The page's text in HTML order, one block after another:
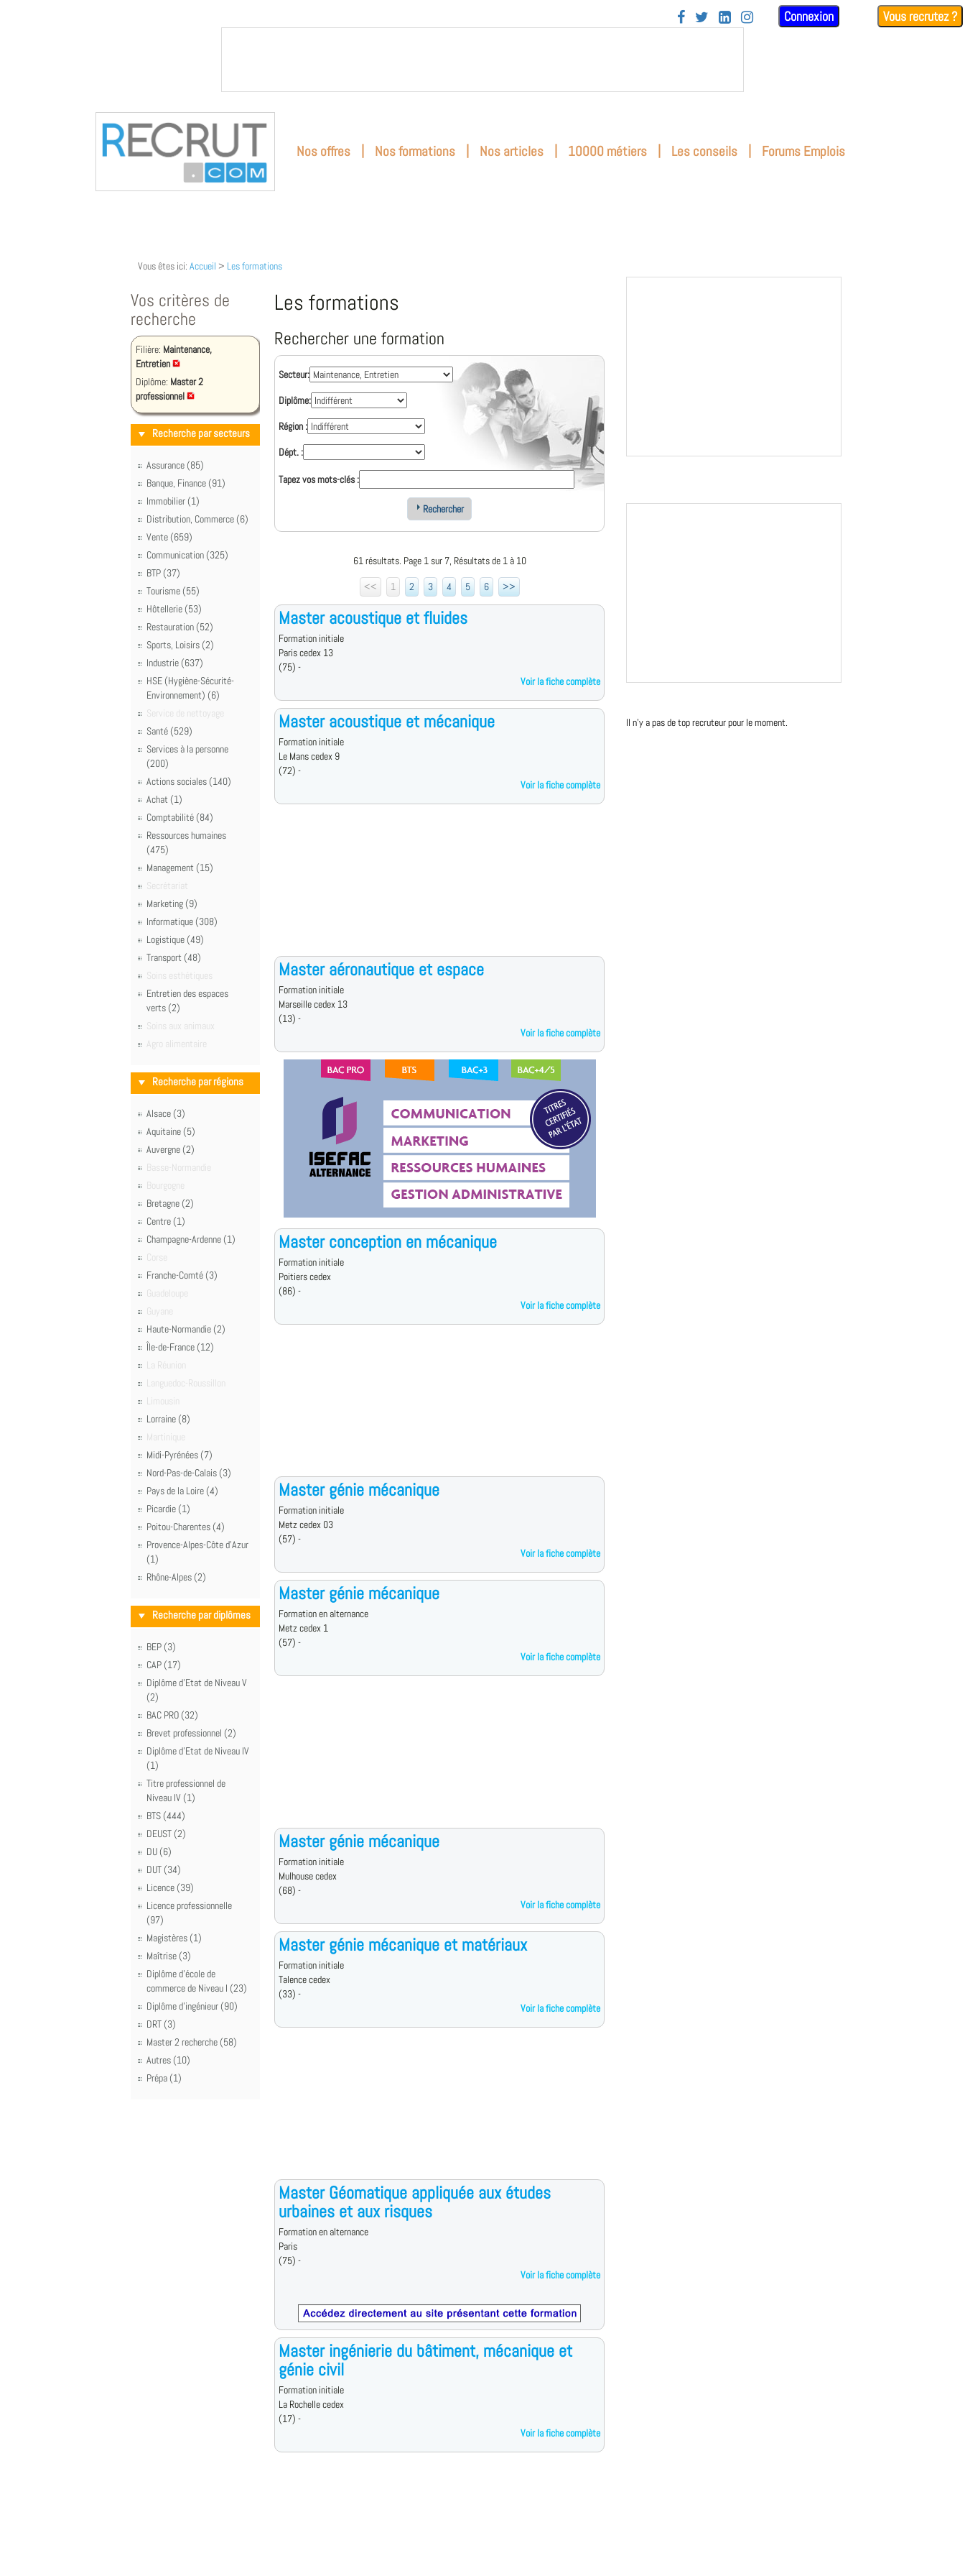
    Connexion Vous recrutez ?
Nos offres | Nos formations | Nos articles | 10000 métiers | Les conseils | Forums Emplois
Vous êtes ici: Accueil > Les formations
Vos critères de
recherche
Filière: Maintenance,
Entretien
Diplôme: Master 2
professionnel
Recherche par secteurs
Assurance (85)
Banque, Finance (91)
Immobilier (1)
Distribution, Commerce (6)
Vente (659)
Communication (325)
BTP (37)
Tourisme (55)
Hôtellerie (53)
Restauration (52)
Sports, Loisirs (2)
Industrie (637)
HSE (Hygiène-Sécurité-
Environnement) (6)
Service de nettoyage
Santé (529)
Services à la personne
(200)
Actions sociales (140)
Achat (1)
Comptabilité (84)
Ressources humaines
(475)
Management (15)
Secrétariat
Marketing (9)
Informatique (308)
Logistique (49)
Transport (48)
Soins esthétiques
Entretien des espaces
verts (2)
Soins aux animaux
Agro alimentaire
Recherche par régions
Alsace (3)
Aquitaine (5)
Auvergne (2)
Basse-Normandie
Bourgogne
Bretagne (2)
Centre (1)
Champagne-Ardenne (1)
Corse
Franche-Comté (3)
Guadeloupe
Guyane
Haute-Normandie (2)
Île-de-France (12)
La Réunion
Languedoc-Roussillon
Limousin
Lorraine (8)
Martinique
Midi-Pyrénées (7)
Nord-Pas-de-Calais (3)
Pays de la Loire (4)
Picardie (1)
Poitou-Charentes (4)
Provence-Alpes-Côte d'Azur
(1)
Rhône-Alpes (2)
Recherche par diplômes
BEP (3)
CAP (17)
Diplôme d'Etat de Niveau V
(2)
BAC PRO (32)
Brevet professionnel (2)
Diplôme d'Etat de Niveau IV
(1)
Titre professionnel de
Niveau IV (1)
BTS (444)
DEUST (2)
DU (6)
DUT (34)
Licence (39)
Licence professionnelle
(97)
Magistères (1)
Maîtrise (3)
Diplôme d'école de
commerce de Niveau I (23)
Diplôme d'ingénieur (90)
DRT (3)
Master 2 recherche (58)
Autres (10)
Prépa (1)
Les formations
Rechercher une formation
Secteur:
Diplôme:
Région :
Dépt. :
Tapez vos mots-clés :
Rechercher
61 résultats. Page 1 sur 7, Résultats de 1 à 10
<<
1 2 3 4 5 6 >>
Master acoustique et fluides
Formation initiale
Paris cedex 13
(75) -
Voir la fiche complète
Master acoustique et mécanique
Formation initiale
Le Mans cedex 9
(72) -
Voir la fiche complète
Master aéronautique et espace
Formation initiale
Marseille cedex 13
(13) -
Voir la fiche complète
Master conception en mécanique
Formation initiale
Poitiers cedex
(86) -
Voir la fiche complète
Master génie mécanique
Formation initiale
Metz cedex 03
(57) -
Voir la fiche complète
Master génie mécanique
Formation en alternance
Metz cedex 1
(57) -
Voir la fiche complète
Master génie mécanique
Formation initiale
Mulhouse cedex
(68) -
Voir la fiche complète
Master génie mécanique et matériaux
Formation initiale
Talence cedex
(33) -
Voir la fiche complète
Master Géomatique appliquée aux études
urbaines et aux risques
Formation en alternance
Paris
(75) -
Voir la fiche complète
Master ingénierie du bâtiment, mécanique et
génie civil
Formation initiale
La Rochelle cedex
(17) -
Voir la fiche complète
Il n'y a pas de top recruteur pour le moment.